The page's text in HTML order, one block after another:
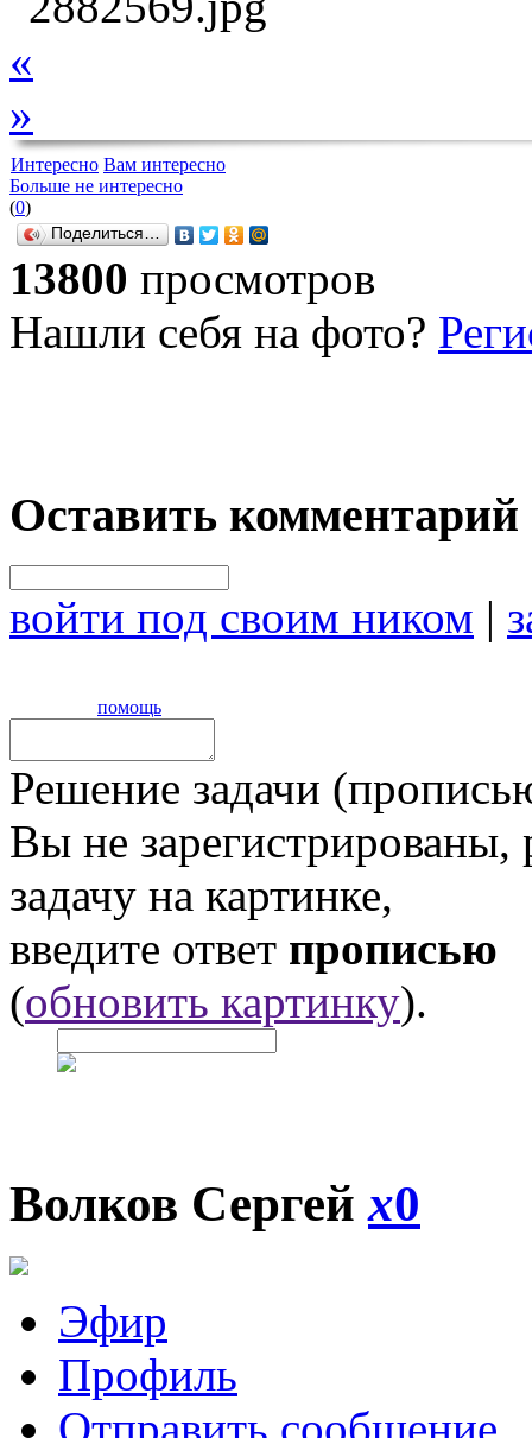
«
»
Интересно Вам интересно
Больше не интересно
(0)
Поделиться…
13800 просмотров
Нашли себя на фото?
Оставить комментарий
войти под своим ником |
помощь
Решение задачи
Вы не
задачу на картинке,
введите ответ прописью
(обновить картинку).
Волков Сергейx0
Эфир
Профиль
Отправить сообщение